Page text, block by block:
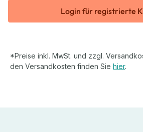
Login für registrierte
*Preise inkl. MwSt. und zzgl.
den Versandkosten finden Sie hier.